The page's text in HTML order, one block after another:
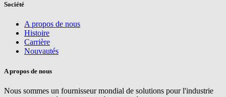
Société
A propos de nous
Histoire
Carrière
Nouvautés
A propos de nous
Nous sommes un fournisseur mondial de solutions pour l'industrie